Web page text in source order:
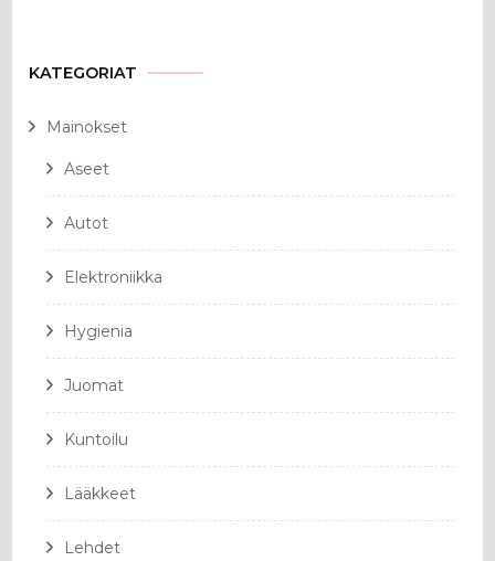
KATEGORIAT
Mainokset
Aseet
Autot
Elektroniikka
Hygienia
Juomat
Kuntoilu
Lääkkeet
Lehdet